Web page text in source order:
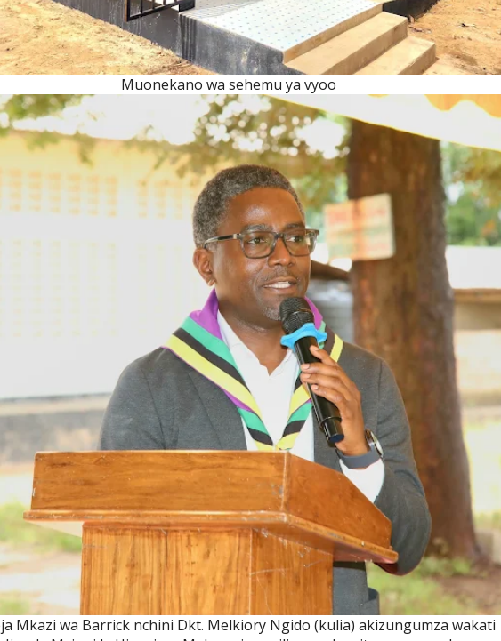
Muonekano wa sehemu ya vyoo
Mkazi wa Barrick nchini Dkt. Melkiory Ngido (kulia) akizungumza wakati